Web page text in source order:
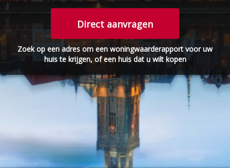
Direct aanvragen
Zoek op een adres om een woningwaarderapport voor uw
huis te krijgen, of een huis dat u wilt kopen